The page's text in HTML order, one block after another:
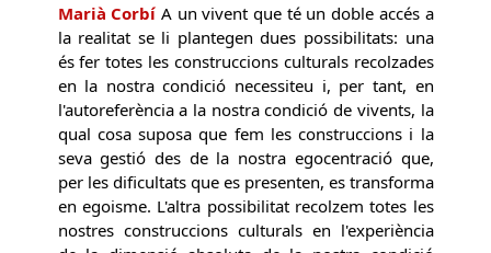
Marià Corbí A un vivent que té un doble accés a
la realitat se li plantegen dues possibilitats: una
és fer totes les construccions culturals recolzades
en la nostra condició necessiteu i, per tant, en
l'autoreferència a la nostra condició de vivents, la
qual cosa suposa que fem les construccions i la
seva gestió des de la nostra egocentració que,
per les dificultats que es presenten, es transforma
en egoisme. L'altra possibilitat recolzem totes les
nostres construccions culturals en l'experiència